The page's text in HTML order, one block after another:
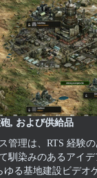
, および供給品
管理は、RTS 経験
馴染みのあるアイ
ゆる基地建設ビデオ